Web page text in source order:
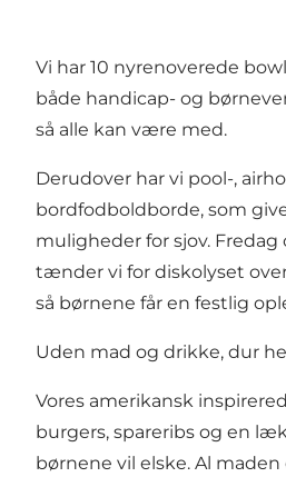
Vi har 10 nyrenoverede
både handicap- og
så alle kan være med.
Derudover har vi pool-,
bordfodboldborde, som
muligheder for sjov. Fredag
tænder vi for diskolyset
så børnene får en festlig
Uden mad og drikke, dur
Vores amerikansk
burgers, spareribs og en
børnene vil elske. Al